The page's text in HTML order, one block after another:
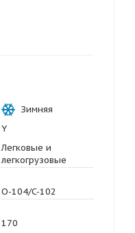
Зимняя
Y
Легковые и
легкогрузовые
O-104/C-102
170